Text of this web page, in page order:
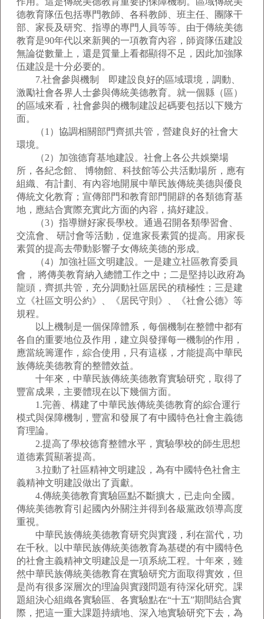
德教育隊伍包括專門教師、各科教師、班主任、團隊干
部、家長及研究、指導的專門人員等等。由于傳統美德
教育是90年代以來新興的一項教育內容，師資隊伍建設
無論從數量上，還是質量上看都顯得不足，因此加強隊
伍建設是十分必要的。
7.社會參與機制 即建設良好的區域環境，調動、
激勵社會各界人士參與傳統美德教育。就一個縣（區）
的區域來看，社會參與的機制建設起碼要包括以下幾方
面。
（1）協調相關部門齊抓共管，營建良好的社會大
環境。
（2）加強德育基地建設。社會上各公共娛樂場
所，各紀念館、 博物館、科技館等公共活動場所，應有
組織、有計劃、有內容地開展中華民族傳統美德與優良
傳統文化教育；宣傳部門和教育部門開辟的各類德育基
地，應結合實際充實此方面的內容，搞好建設。
（3）指導辦好家長學校。通過召開各類學習會、
交流會、 研討會等活動，促進家長素質的提高。用家長
素質的提高去帶動影響子女傳統美德的形成。
（4）加強社區文明建設。一是建立社區教育委員
會， 將傳美教育納入總體工作之中；二是堅持以政府為
龍頭，齊抓共管，充分調動社區居民的積極性；三是建
立《社區文明公約》、《居民守則》、《社會公德》等
規程。
以上機制是一個保障體系，每個機制在整體中都有
各自的重要地位及作用，建立與發揮每一機制的作用，
應當統籌運作，綜合使用，只有這樣，才能提高中華民
族傳統美德教育的整體效益。
十年來，中華民族傳統美德教育實驗研究，取得了
豐富成果，主要體現在以下幾個方面。
1.完善、構建了中華民族傳統美德教育的綜合運行
模式與保障機制，豐富和發展了有中國特色社會主義德
育理論。
2.提高了學校德育整體水平，實驗學校的師生思想
道德素質顯著提高。
3.拉動了社區精神文明建設，為有中國特色社會主
義精神文明建設做出了貢獻。
4.傳統美德教育實驗區點不斷擴大，已走向全國。
傳統美德教育引起國內外關注并得到各級黨政領導高度
重視。
中華民族傳統美德教育研究與實踐，利在當代，功
在千秋。以中華民族傳統美德教育為基礎的有中國特色
的社會主義精神文明建設是一項系統工程。十年來，雖
然中華民族傳統美德教育在實驗研究方面取得實效，但
是尚有很多深層次的理論與實踐問題有待深化研究。課
題組決心組織各實驗區、各實驗點在“十五”期間結合實
際，把這一重大課題持續地、深入地實驗研究下去，為